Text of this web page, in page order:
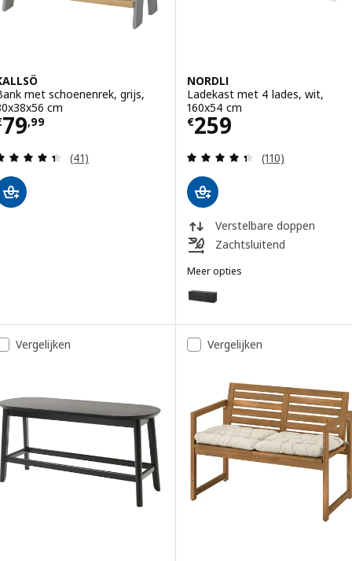
met schoenenrek, grijs,
cm
79,99€ 79,99
Beoordeling: 4.4 van 5 sterren. Totaal
(41)
NORDLI
Ladekast met 4 lades, wit,
160x54 cm
€259
Prijs € 259
Beoordeling:
(110)
Verstelbare doppen
Zachtsluitend
Meer opties
Optie: NORDLI, Ladekast met
Vergelijken Vergelijken